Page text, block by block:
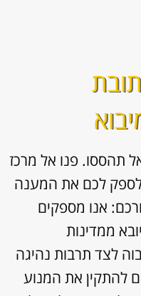
תהססו. פנו אל מרכז
לספק לכם את המענה
אנו מספקים
ממדינות
לצד תרבות נהיגה
להתקין את המנוע